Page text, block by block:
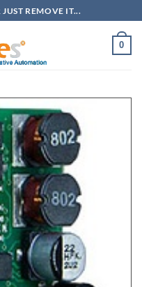
REMOVE IT...
0